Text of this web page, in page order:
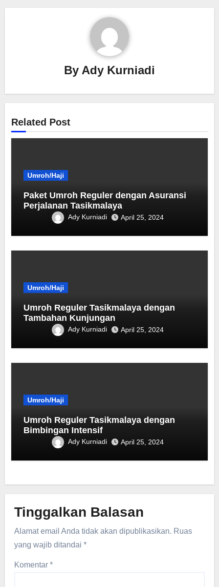
By Ady Kurniadi
Related Post
Umroh/Haji
Paket Umroh Reguler dengan Asuransi
Perjalanan Tasikmalaya
Ady Kurniadi April 25, 2024
Umroh/Haji
Umroh Reguler Tasikmalaya dengan
Tambahan Kunjungan
Ady Kurniadi April 25, 2024
Umroh/Haji
Umroh Reguler Tasikmalaya dengan
Bimbingan Intensif
Ady Kurniadi April 25, 2024
Tinggalkan Balasan
Alamat email Anda tidak akan dipublikasikan. Ruas
yang wajib ditandai*
Komentar*